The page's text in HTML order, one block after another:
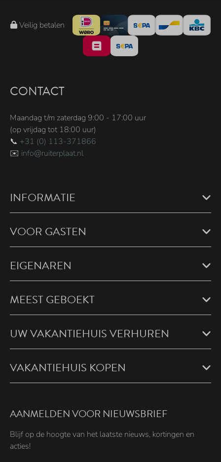
Veilig betalen
CONTACT
Maandag t/m zaterdag 9:00 - 17:00 uur
(op vrijdag tot 18:00 uur)
📞 +31 (0) 113-371866
✉️ info@ruiterplaat.nl
INFORMATIE
VOOR GASTEN
EIGENAREN
MEEST GEBOEKT
UW VAKANTIEHUIS VERHUREN
VAKANTIEHUIS KOPEN
AANMELDEN VOOR NIEUWSBRIEF
Blijf op de hoogte van het laatste nieuws, kortingen en
acties!